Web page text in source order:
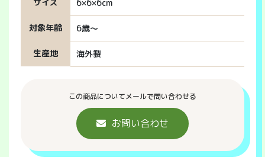
6×6×6cm
対象年齢 6歳～
生産地 海外製
この商品についてメールで問い合わせる
お問い合わせ